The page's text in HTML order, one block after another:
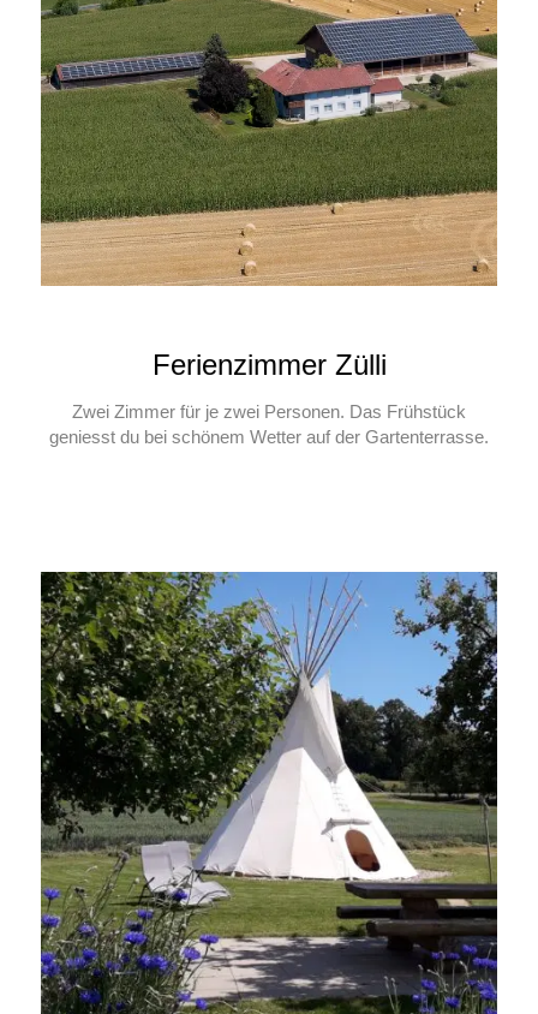
Ferienzimmer Zülli
Zwei Zimmer für je zwei Personen. Das Frühstück
geniesst du bei schönem Wetter auf der Gartenterrasse.